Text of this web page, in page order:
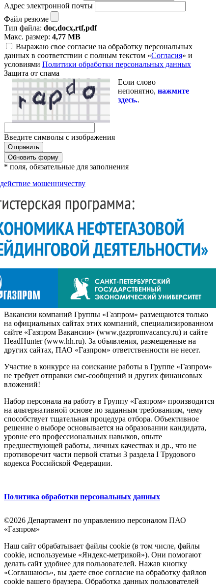
Адрес электронной почты
Файл резюме
Тип файла: doc,docx,rtf,pdf
Макс. размер: 4,77 MB
Выражаю свое согласие на обработку персональных
данных в соответствии с полным текстом «Согласия» и
условиями Политики обработки персональных данных
Защита от спама
Если слово
непонятно, нажмите
здесь..
Введите символы с изображения
Обновить форму
* поля, обязательные для заполнения
мошенничеству
Вакансии компаний Группы «Газпром» размещаются только
на официальных сайтах этих компаний, специализированном
сайте «Газпром Вакансии» (www.gazpromvacancy.ru) и сайте
HeadHunter (www.hh.ru). За объявления, размещенные на
других сайтах, ПАО «Газпром» ответственности не несет.
Участие в конкурсе на соискание работы в Группе «Газпром»
не требует отправки смс-сообщений и других финансовых
вложений!
Набор персонала на работу в Группу «Газпром» производится
на альтернативной основе по заданным требованиям, чему
способствует тщательная процедура отбора. Объективное
решение о выборе основывается на образовании кандидата,
уровне его профессиональных навыков, опыте
предшествующей работы, личных качествах и др., что не
противоречит части первой статьи 3 раздела I Трудового
кодекса Российской Федерации.
Политика обработки персональных данных
©2026 Департамент по управлению персоналом ПАО
«Газпром»
Наш сайт обрабатывает файлы cookie (в том числе, файлы
cookie, используемые «Яндекс-метрикой»). Они помогают
делать сайт удобнее для пользователей. Нажав кнопку
«Соглашаюсь», вы даете свое согласие на обработку файлов
cookie вашего браузера. Обработка данных пользователей